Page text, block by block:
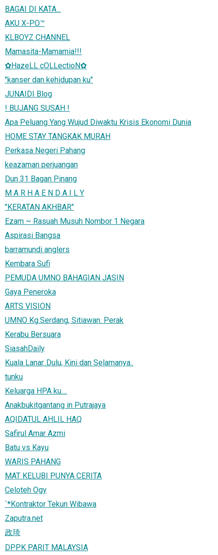
BAGAI DI KATA...
AKU X-PO™
KLBOYZ CHANNEL
Mamasita-Mamamia!!!
✿HazeLL cOLLectioN✿
"kanser dan kehidupan ku"
JUNAIDI Blog
! BUJANG SUSAH !
Apa Peluang Yang Wujud Diwaktu Krisis Ekonomi Dunia
HOME STAY TANGKAK MURAH
Perkasa Negeri Pahang
keazaman perjuangan
Dun 31 Bagan Pinang
M A R H A E N D A I L Y
"KERATAN AKHBAR"
Ezam ~ Rasuah Musuh Nombor 1 Negara
Aspirasi Bangsa
barramundi anglers
Kembara Sufi
PEMUDA UMNO BAHAGIAN JASIN
Gaya Peneroka
ARTS VISION
UMNO Kg.Serdang, Sitiawan. Perak
Kerabu Bersuara
SiasahDaily
Kuala Lanar..Dulu, Kini dan Selamanya..
tunku
Keluarga HPA ku....
Anakbukitgantang in Putrajaya
AQIDATUL AHLIL HAQ
Safirul Amar Azmi
Batu vs Kayu
WARIS PAHANG
MAT KELUBI PUNYA CERITA
Celoteh Ogy
`*Kontraktor Tekun Wibawa
Zaputra.net
政琦
DPPK PARIT MALAYSIA